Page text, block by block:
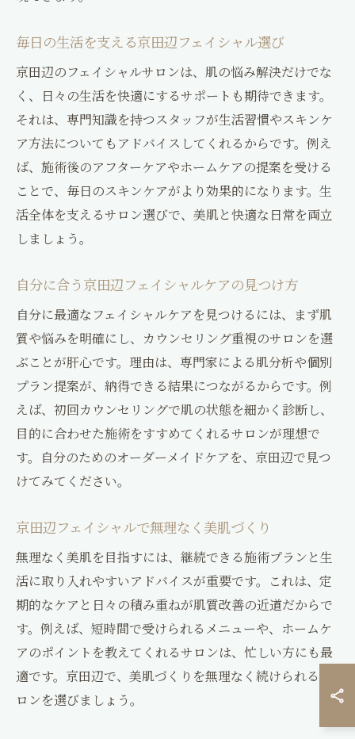
毎日の生活を支える京田辺フェイシャル選び
京田辺のフェイシャルサロンは、肌の悩み解決だけでな
く、日々の生活を快適にするサポートも期待できます。
それは、専門知識を持つスタッフが生活習慣やスキンケ
ア方法についてもアドバイスしてくれるからです。例え
ば、施術後のアフターケアやホームケアの提案を受ける
ことで、毎日のスキンケアがより効果的になります。生
活全体を支えるサロン選びで、美肌と快適な日常を両立
しましょう。
自分に合う京田辺フェイシャルケアの見つけ方
自分に最適なフェイシャルケアを見つけるには、まず肌
質や悩みを明確にし、カウンセリング重視のサロンを選
ぶことが肝心です。理由は、専門家による肌分析や個別
プラン提案が、納得できる結果につながるからです。例
えば、初回カウンセリングで肌の状態を細かく診断し、
目的に合わせた施術をすすめてくれるサロンが理想で
す。自分のためのオーダーメイドケアを、京田辺で見つ
けてみてください。
京田辺フェイシャルで無理なく美肌づくり
無理なく美肌を目指すには、継続できる施術プランと生
活に取り入れやすいアドバイスが重要です。これは、定
期的なケアと日々の積み重ねが肌質改善の近道だからで
す。例えば、短時間で受けられるメニューや、ホームケ
アのポイントを教えてくれるサロンは、忙しい方にも最
適です。京田辺で、美肌づくりを無理なく続けられるサ
ロンを選びましょう。